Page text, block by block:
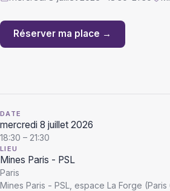
Réserver ma place →
DATE
mercredi 8 juillet 2026
18:30 – 21:30
LIEU
Mines Paris - PSL
Paris
Mines Paris - PSL, espace La Forge (Paris